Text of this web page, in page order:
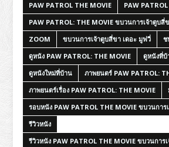
PAW PATROL THE MOVIE
PAW
PAW PATROL: THE MOVIE ขบวนการเจ้าตูบสี่
ZOOM
ขบวนการเจ้าตูบสี่ขา เดอะ มูฟวี่ ช
ดูหนัง PAW PATROL: THE MOVIE
ดูหนังที่บ้
ดูหนังใหม่ที่บ้าน
ภาพยนตร์ PAW PATROL:
ภาพยนตร์เรื่อง PAW PATROL: THE MOVIE
รอบหนัง PAW PATROL THE MOVIE ขบวนการ
รีวิวหนัง
รีวิวหนัง PAW PATROL THE MOVIE ขบวนการ